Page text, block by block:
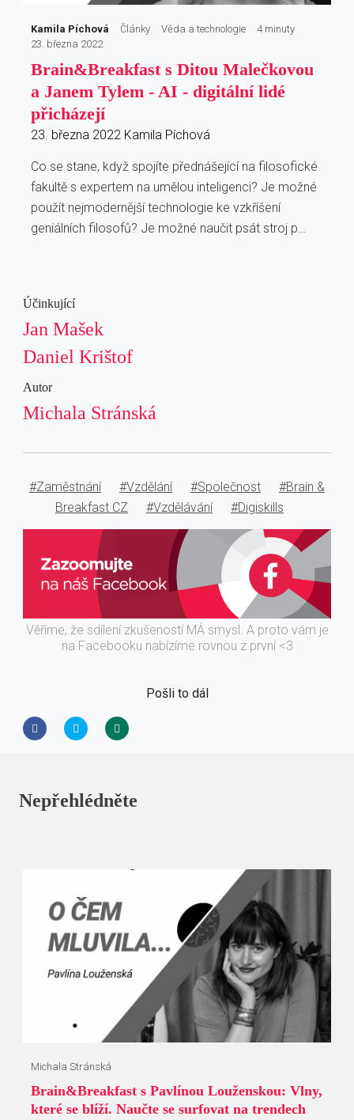
Kamila Píchová Články Věda a technologie
4 minuty
23. března 2022
Brain&Breakfast s Ditou Malečkovou
a Janem Tylem - AI - digitální lidé
přicházejí
23. března 2022 Kamila Píchová
Co se stane, když spojíte přednášející na filosofické
fakultě s expertem na umělou inteligenci? Je možné
použít nejmodernější technologie ke vzkříšení
geniálních filosofů? Je možné naučit psát stroj p…
Účinkující
Jan Mašek
Daniel Krištof
Autor
Michala Stránská
#Zaměstnání #Vzdělání #Společnost
#Brain &
Breakfast CZ
#Vzdělávání #Digiskills
Věříme, že sdílení zkušeností MÁ smysl. A proto vám je
na Facebooku nabízíme rovnou z první <3
Pošli to dál
Nepřehlédněte
Michala Stránská
Brain&Breakfast s Pavlínou Louženskou: Vlny,
které se blíží. Naučte se surfovat na trendech